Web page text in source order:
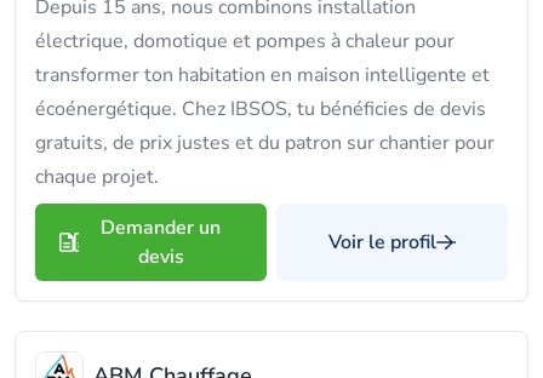
Depuis 15 ans, nous combinons installation
électrique, domotique et pompes à chaleur pour
transformer ton habitation en maison intelligente et
écoénergétique. Chez IBSOS, tu bénéficies de devis
gratuits, de prix justes et du patron sur chantier pour
chaque projet.
Demander un
devis
Voir le profil